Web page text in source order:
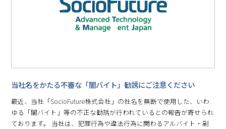
当社名をかたる不審な「闇バイト」勧誘にご注意ください
最近、当社「SocioFuture株式会社」の社名を無断で使用した、いわ
ゆる「闇バイト」等の不正な勧誘が行われているとの報告が寄せられ
ております。 当社は、犯罪行為や違法行為に関わるアルバイト・副